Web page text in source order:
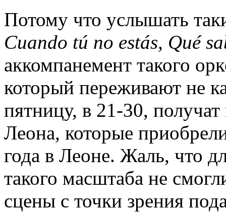
Потому что услышать
Cuando tú no estás, Qué
аккомпанемент такого
который переживают не
пятницу, в 21-30,
Леона, которые
года в Леоне. Жаль, что
такого масштаба не
сцены с точки зрения